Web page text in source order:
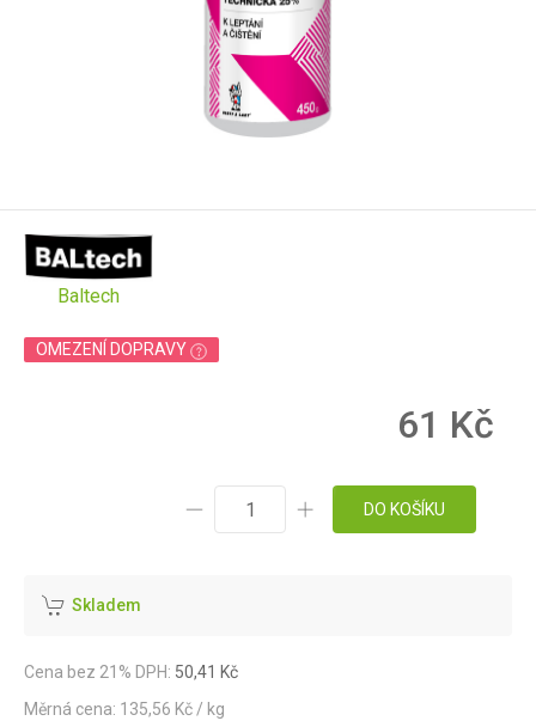
Baltech
OMEZENÍ DOPRAVY
61 Kč
DO KOŠÍKU
Skladem
Cena bez 21% DPH: 50,41 Kč
Měrná cena: 135,56 Kč / kg